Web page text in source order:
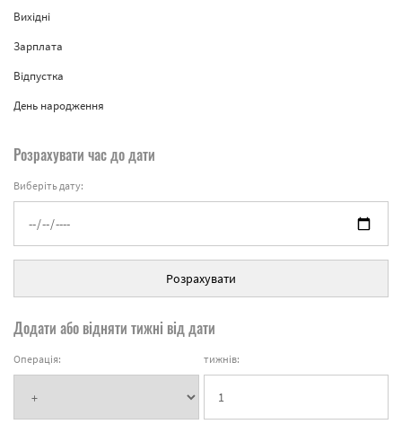
Вихідні
Зарплата
Відпустка
День народження
Розрахувати час до дати
Виберіть дату:
Розрахувати
Додати або відняти тижні від дати
Операція: тижнів: